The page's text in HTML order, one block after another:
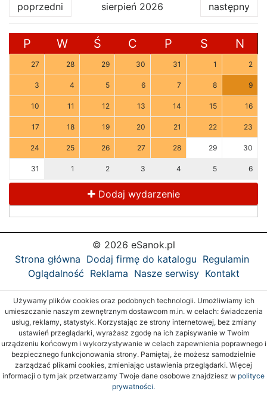
poprzedni sierpień 2026 następny
P W Ś C P S N
27 28 29 30 31 1 2
3 4 5 6 7 8 9
10 11 12 13 14 15 16
17 18 19 20 21 22 23
24 25 26 27 28 29 30
31 1 2 3 4 5 6
Dodaj wydarzenie
© 2026 eSanok.pl
Strona główna Dodaj firmę do katalogu Regulamin
Oglądalność Reklama Nasze serwisy Kontakt
Używamy plików cookies oraz podobnych technologii. Umożliwiamy ich
umieszczanie naszym zewnętrznym dostawcom m.in. w celach: świadczenia
usług, reklamy, statystyk. Korzystając ze strony internetowej, bez zmiany
ustawień przeglądarki, wyrażasz zgodę na ich zapisywanie w Twoim
urządzeniu końcowym i wykorzystywanie w celach zapewnienia poprawnego i
bezpiecznego funkcjonowania strony. Pamiętaj, że możesz samodzielnie
zarządzać plikami cookies, zmieniając ustawienia przeglądarki. Więcej
informacji o tym jak przetwarzamy Twoje dane osobowe znajdziesz w polityce
prywatności.